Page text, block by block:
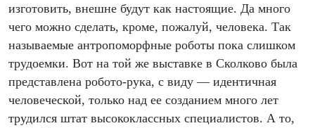
изготовить, внешне будут как настоящие. Да много
чего можно сделать, кроме, пожалуй, человека. Так
называемые антропоморфные роботы пока слишком
трудоемки. Вот на той же выставке в Сколково была
представлена робото-рука, с виду — идентичная
человеческой, только над ее созданием много лет
трудился штат высококлассных специалистов. А то,